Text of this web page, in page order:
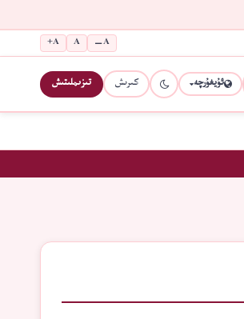
A−
A
A+
ئۇيغۇرچە كىرىش تىزىملىتىش